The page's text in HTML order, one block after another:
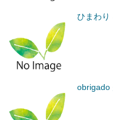
ひまわり
obrigado